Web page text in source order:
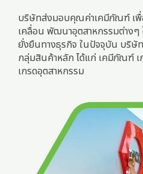
บริษัทส่งมอบคุณค่าเคมีภัณฑ์ เ
เคลื่อน พัฒนาอุตสาหกรรมต่างๆ
ยั่งยืนทางธุรกิจ ในปัจจุบัน บริษั
กลุ่มสินค้าหลัก ได้แก่ เคมีภัณฑ์ เ
เกรดอุตสาหกรรม